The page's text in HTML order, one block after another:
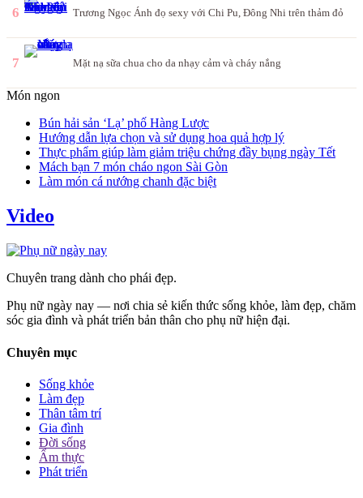
6 Trương Ngọc Ánh đọ sexy với Chi Pu, Đông Nhi trên thảm đỏ
7 Mặt nạ sữa chua cho da nhạy cảm và cháy nắng
Món ngon
Bún hải sản ‘Lạ’ phố Hàng Lược
Hướng dẫn lựa chọn và sử dụng hoa quả hợp lý
Thực phẩm giúp làm giảm triệu chứng đầy bụng ngày Tết
Mách bạn 7 món cháo ngon Sài Gòn
Làm món cá nướng chanh đặc biệt
Video
Chuyên trang dành cho phái đẹp.
Phụ nữ ngày nay — nơi chia sẻ kiến thức sống khỏe, làm đẹp, chăm
sóc gia đình và phát triển bản thân cho phụ nữ hiện đại.
Chuyên mục
Sống khỏe
Làm đẹp
Thân tâm trí
Gia đình
Đời sống
Ẩm thực
Phát triển